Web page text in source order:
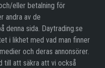
eller betalning för
andra av de
denna sida. Daytrading.se
i likhet med vad man finner
och deras annonsörer.
till att säkra att vi också